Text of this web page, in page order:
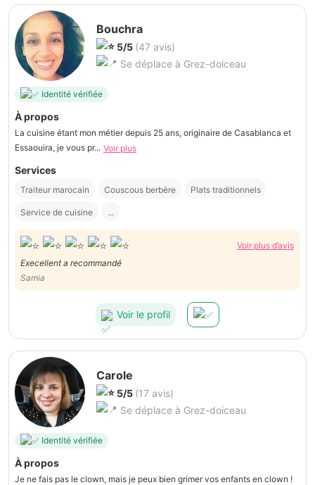
Bouchra
5/5 (47 avis)
Se déplace à Grez-doiceau
Identité vérifiée
À propos
La cuisine étant mon métier depuis 25 ans, originaire de Casablanca et
Essaouira, je vous pr... Voir plus
Services
Traiteur marocain Couscous berbère Plats traditionnels
Service de cuisine ...
Voir plus d’avis
Execellent a recommandé
Samia
Voir le profil
Carole
5/5 (17 avis)
Se déplace à Grez-doiceau
Identité vérifiée
À propos
Je ne fais pas le clown, mais je peux bien grimer vos enfants en clown !